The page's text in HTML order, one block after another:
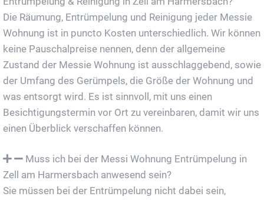
Die Räumung, Entrümpelung und Reinigung jeder Messie
Wohnung ist in puncto Kosten unterschiedlich. Wir können
keine Pauschalpreise nennen, denn der allgemeine
Zustand der Messie Wohnung ist ausschlaggebend, sowie
der Umfang des Gerümpels, die Größe der Wohnung und
was entsorgt wird. Es ist sinnvoll, mit uns einen
Besichtigungstermin vor Ort zu vereinbaren, damit wir uns
einen Überblick verschaffen können.
Muss ich bei der Messi Wohnung Entrümpelung in
Zell am Harmersbach anwesend sein?
Sie müssen bei der Entrümpelung nicht dabei sein,